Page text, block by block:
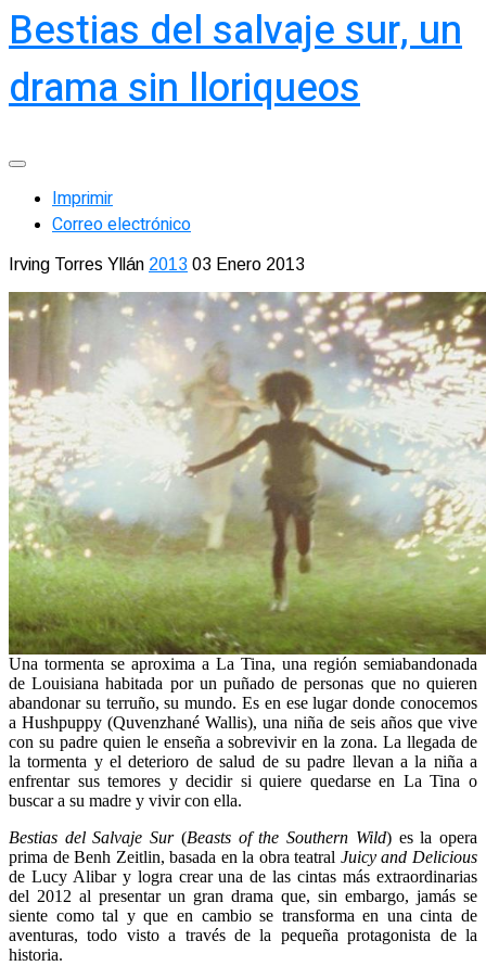
Bestias del salvaje sur, un
drama sin lloriqueos
Imprimir
Correo electrónico
Irving Torres Yllán 2013 03 Enero 2013
Una tormenta se aproxima a La Tina, una región semiabandonada
de Louisiana habitada por un puñado de personas que no quieren
abandonar su terruño, su mundo. Es en ese lugar donde conocemos
a Hushpuppy (Quvenzhané Wallis), una niña de seis años que vive
con su padre quien le enseña a sobrevivir en la zona. La llegada de
la tormenta y el deterioro de salud de su padre llevan a la niña a
enfrentar sus temores y decidir si quiere quedarse en La Tina o
buscar a su madre y vivir con ella.
Bestias del Salvaje Sur (Beasts of the Southern Wild) es la opera
prima de Benh Zeitlin, basada en la obra teatral Juicy and Delicious
de Lucy Alibar y logra crear una de las cintas más extraordinarias
del 2012 al presentar un gran drama que, sin embargo, jamás se
siente como tal y que en cambio se transforma en una cinta de
aventuras, todo visto a través de la pequeña protagonista de la
historia.